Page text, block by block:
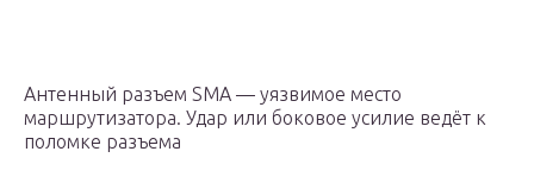
Антенный разъем SMA — уязвимое место
маршрутизатора. Удар или боковое усилие ведёт к
поломке разъема